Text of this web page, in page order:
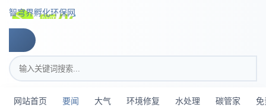
智穹界孵化环保网
搜索关键词
网站首页 要闻 大气 环境修复 水处理 碳管家 免